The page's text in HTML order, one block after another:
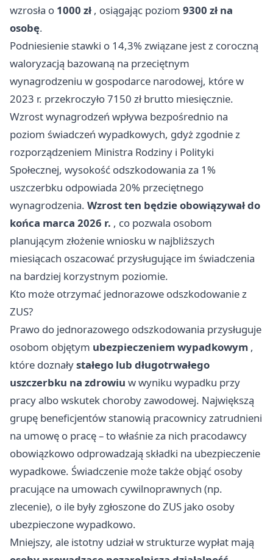
wzrosła o 1000 zł , osiągając poziom 9300 zł na
osobę.
Podniesienie stawki o 14,3% związane jest z coroczną
waloryzacją bazowaną na przeciętnym
wynagrodzeniu w gospodarce narodowej, które w
2023 r. przekroczyło 7150 zł brutto miesięcznie.
Wzrost wynagrodzeń wpływa bezpośrednio na
poziom świadczeń wypadkowych, gdyż zgodnie z
rozporządzeniem Ministra Rodziny i Polityki
Społecznej, wysokość odszkodowania za 1%
uszczerbku odpowiada 20% przeciętnego
wynagrodzenia. Wzrost ten będzie obowiązywał do
końca marca 2026 r. , co pozwala osobom
planującym złożenie wniosku w najbliższych
miesiącach oszacować przysługujące im świadczenia
na bardziej korzystnym poziomie.
Kto może otrzymać jednorazowe odszkodowanie z
ZUS?
Prawo do jednorazowego odszkodowania przysługuje
osobom objętym ubezpieczeniem wypadkowym ,
które doznałystałego lub długotrwałego
uszczerbku na zdrowiu w wyniku wypadku przy
pracy albo wskutek choroby zawodowej. Największą
grupę beneficjentów stanowią pracownicy zatrudnieni
na umowę o pracę – to właśnie za nich pracodawcy
obowiązkowo odprowadzają składki na ubezpieczenie
wypadkowe. Świadczenie może także objąć osoby
pracujące na umowach cywilnoprawnych (np.
zlecenie), o ile były zgłoszone do ZUS jako osoby
ubezpieczone wypadkowo.
Mniejszy, ale istotny udział w strukturze wypłat mają